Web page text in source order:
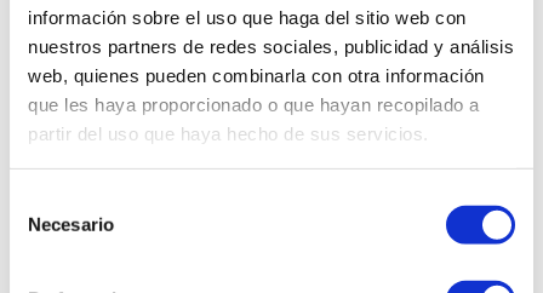
información sobre el uso que haga del sitio web con
nuestros partners de redes sociales, publicidad y análisis
web, quienes pueden combinarla con otra información
que les haya proporcionado o que hayan recopilado a
partir del uso que haya hecho de sus servicios.
Necesario
Plato Sidney Plato Sidney hondo